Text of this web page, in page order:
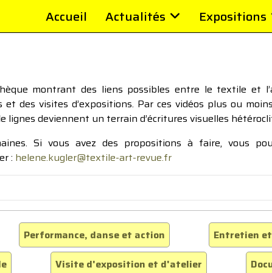
Accueil Actualités Expositions
montrant des liens possibles entre le textile et
des visites d’expositions. Par ces vidéos plus ou
lignes deviennent un terrain d’écritures visuelles
Si vous avez des propositions à faire, vous
: helene.kugler@textile-art-revue.fr
Performance, danse et action
Entretien
Visite d'exposition et d'atelier